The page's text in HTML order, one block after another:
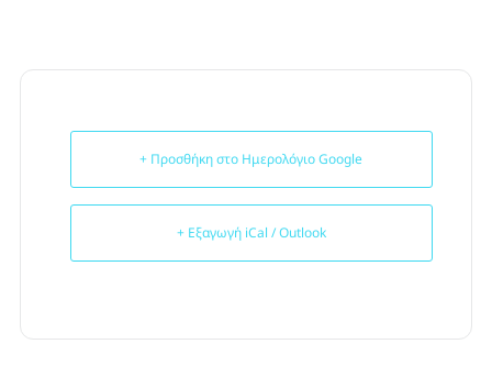
+ Προσθήκη στο Ημερολόγιο Google
+ Εξαγωγή iCal / Outlook